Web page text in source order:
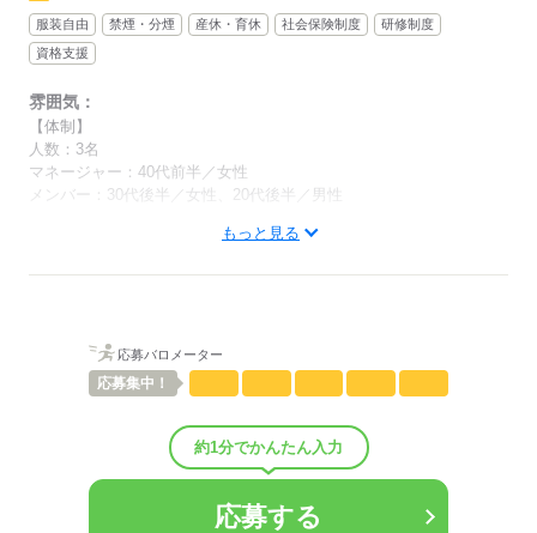
服装自由 禁煙・分煙 産休・育休 社会保険制度
研修制度
資格支援
雰囲気：
【体制】
人数：3名
マネージャー：40代前半／女性
メンバー：30代後半／女性、20代後半／男性
男女の割合
AIシステム開発・運営企業で、不動産情報のデータ入力をお任せし
もっと見る
応募バロメーター
応募集中！
約1分でかんたん入力
応募する